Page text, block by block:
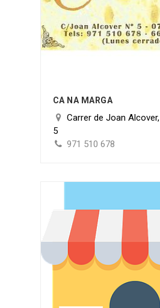
CA NA MARGA
Carrer de Joan Alcover,
5
971 510 678